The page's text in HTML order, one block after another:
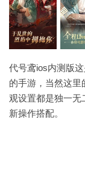
代号鸢ios内测版
的手游，当然这
观设置都是独一无
新操作搭配。